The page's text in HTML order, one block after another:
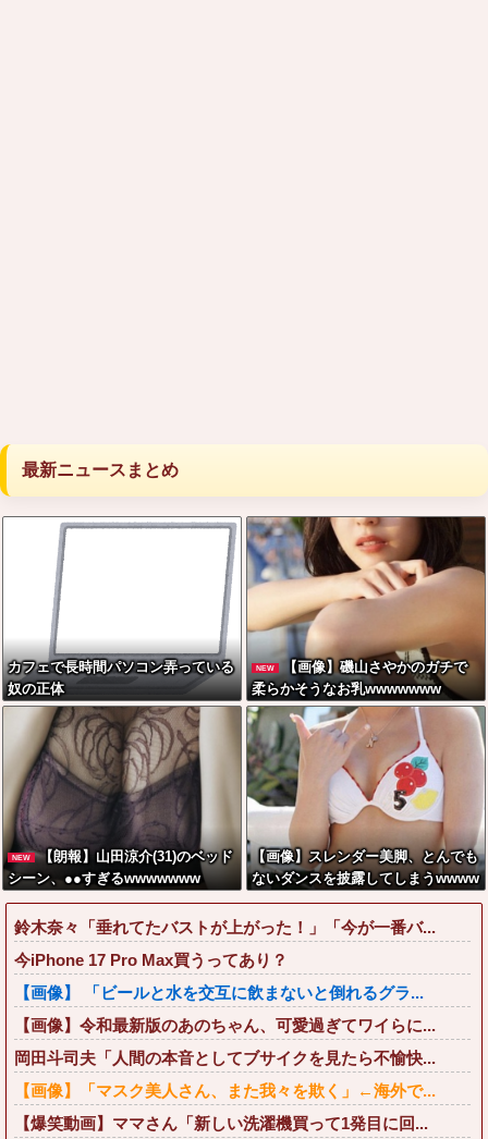
最新ニュースまとめ
カフェで長時間パソコン弄っている
奴の正体
NEW
【画像】磯山さやかのガチで
柔らかそうなお乳wwwwwww
NEW
【朗報】山田涼介(31)のベッド
シーン、●●すぎるwwwwwww
【画像】スレンダー美脚、とんでも
ないダンスを披露してしまうwwww
wwwww
鈴木奈々「垂れてたバストが上がった！」「今が一番バ...
今iPhone 17 Pro Max買うってあり？
【画像】 「ビールと水を交互に飲まないと倒れるグラ...
【画像】令和最新版のあのちゃん、可愛過ぎてワイらに...
岡田斗司夫「人間の本音としてブサイクを見たら不愉快...
【画像】「マスク美人さん、また我々を欺く」←海外で...
【爆笑動画】ママさん「新しい洗濯機買って1発目に回...